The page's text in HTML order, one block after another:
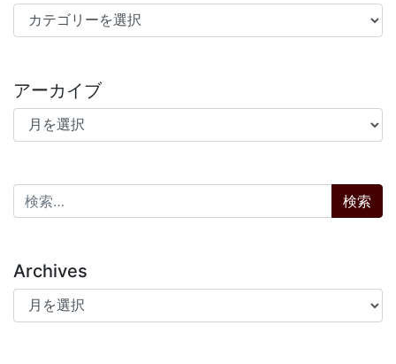
カテゴリー
アーカイブ
アーカイブ
検索:
Archives
Archives